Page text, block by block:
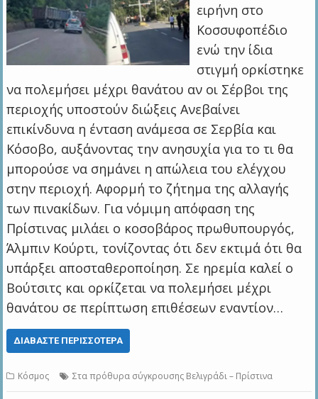
ειρήνη στο
Κοσσυφοπέδιο
ενώ την ίδια
στιγμή ορκίστηκε
να πολεμήσει μέχρι θανάτου αν οι Σέρβοι της
περιοχής υποστούν διώξεις Ανεβαίνει
επικίνδυνα η ένταση ανάμεσα σε Σερβία και
Κόσοβο, αυξάνοντας την ανησυχία για το τι θα
μπορούσε να σημάνει η απώλεια του ελέγχου
στην περιοχή. Αφορμή το ζήτημα της αλλαγής
των πινακίδων. Για νόμιμη απόφαση της
Πρίστινας μιλάει ο κοσοβάρος πρωθυπουργός,
Άλμπιν Κούρτι, τονίζοντας ότι δεν εκτιμά ότι θα
υπάρξει αποσταθεροποίηση. Σε ηρεμία καλεί ο
Βούτσιτς και ορκίζεται να πολεμήσει μέχρι
θανάτου σε περίπτωση επιθέσεων εναντίον…
ΔΙΑΒΆΣΤΕ ΠΕΡΙΣΣΌΤΕΡΑ
Κόσμος Στα πρόθυρα σύγκρουσης Βελιγράδι – Πρίστινα